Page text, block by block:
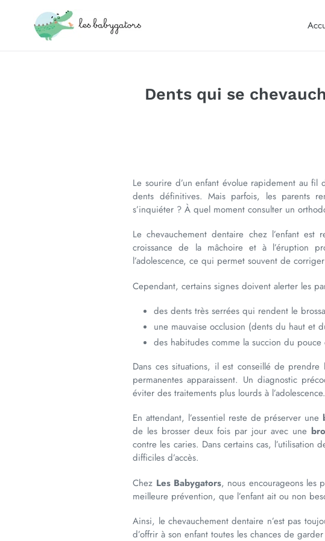
Dents qui se
Le sourire d’un enfant évolue rapidement au
dents définitives. Mais parfois, les parents
s’inquiéter ? À quel moment consulter un
Le chevauchement dentaire chez l’enfant
croissance de la mâchoire et à l’éruption
l’adolescence, ce qui permet souvent de
Cependant, certains signes doivent alerter les
des dents très serrées qui rendent le
une mauvaise occlusion (dents du haut et
des habitudes comme la succion du
Dans ces situations, il est conseillé de
permanentes apparaissent. Un diagnostic
éviter des traitements plus lourds à l’adolescence.
En attendant, l’essentiel reste de préserver une
de les brosser deux fois par jour avec une
contre les caries. Dans certains cas,
difficiles d’accès.
Chez Les Babygators, nous encourageons les
meilleure prévention, que l’enfant ait ou non
Ainsi, le chevauchement dentaire n’est pas
d’offrir à son enfant toutes les chances de